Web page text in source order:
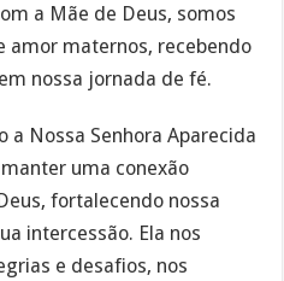
a Mãe de Deus, somos
amor maternos, recebendo
nossa jornada de fé.
a Nossa Senhora Aparecida
uma conexão
fortalecendo nossa
intercessão. Ela nos
e desafios, nos